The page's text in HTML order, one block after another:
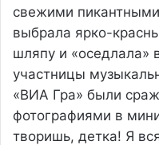
свежими
выбрала ярко-
шляпу и «оседлала»
участницы
«ВИА Гра» были
фотографиями в
творишь, детка! Я